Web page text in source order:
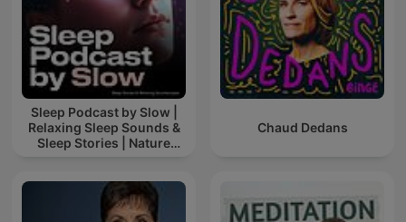
Sleep Podcast by Slow |
Relaxing Sleep Sounds &
Sleep Stories | Nature
Chaud Dedans